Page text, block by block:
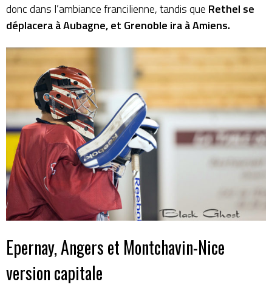
donc dans l’ambiance francilienne, tandis que Rethel se
déplacera à Aubagne, et Grenoble ira à Amiens.
Epernay, Angers et Montchavin-Nice
version capitale